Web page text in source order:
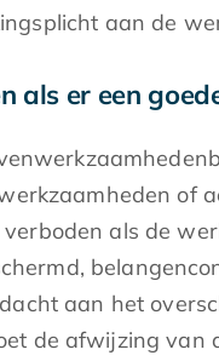
aan de
als er een
of
als de
aan het
de afwijzing